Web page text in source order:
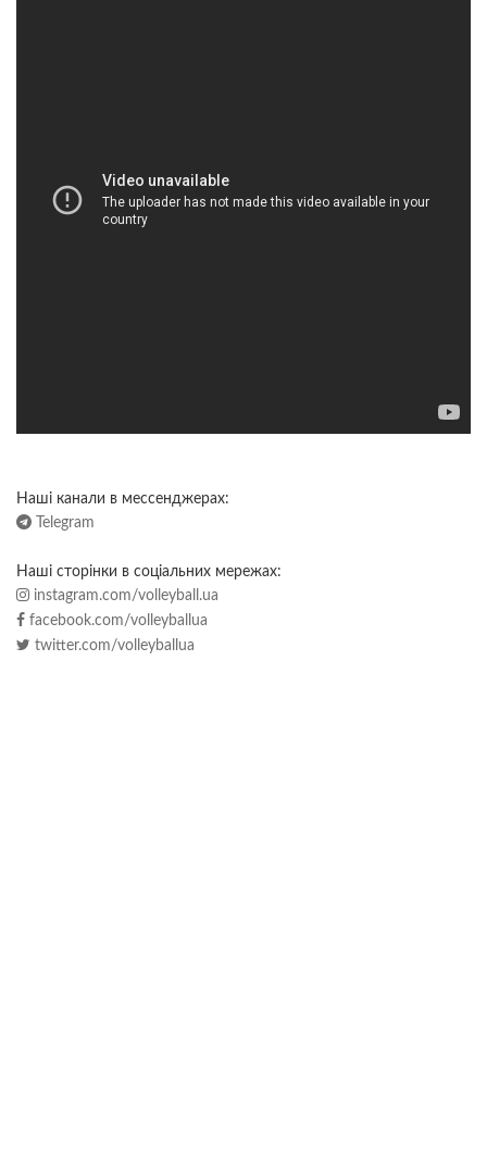
Наші канали в мессенджерах:
Telegram
Наші сторінки в соціальних мережах:
instagram.com/volleyball.ua
facebook.com/volleyballua
twitter.com/volleyballua